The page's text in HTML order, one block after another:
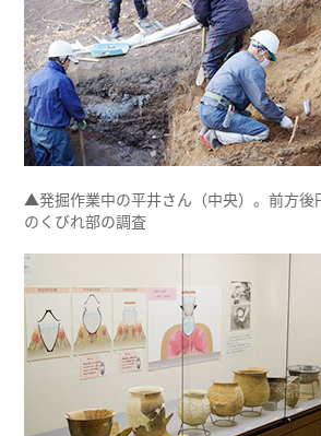
▲発掘作業中の平井さん（中央）。前方後
のくびれ部の調査